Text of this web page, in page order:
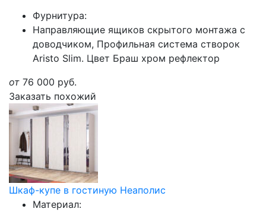
Фурнитура:
Направляющие ящиков скрытого монтажа с
доводчиком, Профильная система створок
Aristo Slim. Цвет Браш хром рефлектор
от 76 000 руб.
Заказать похожий
Шкаф-купе в гостиную Неаполис
Материал: